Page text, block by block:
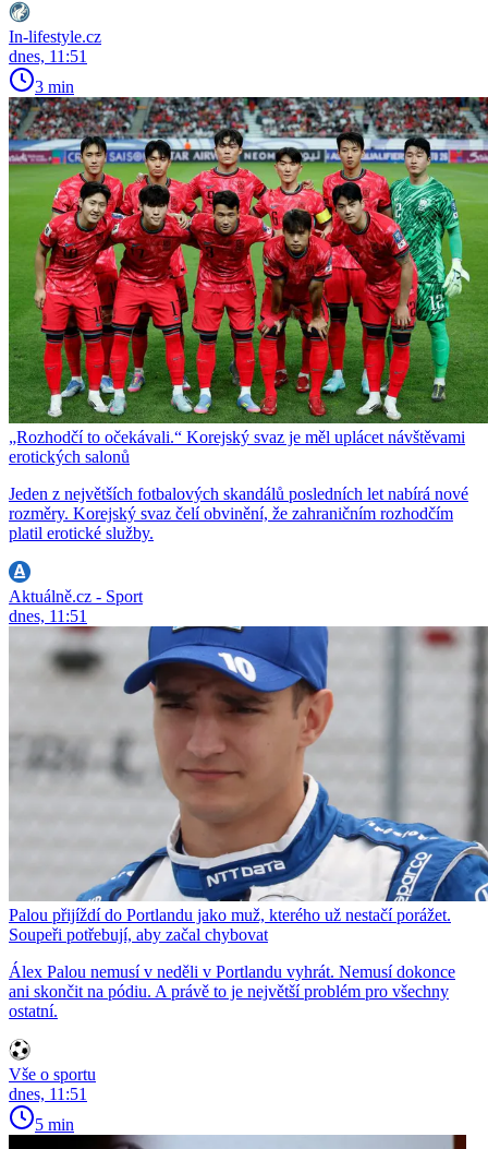
In-lifestyle.cz
dnes, 11:51
3 min
„Rozhodčí to očekávali.“ Korejský svaz je měl uplácet návštěvami
erotických salonů
Jeden z největších fotbalových skandálů posledních let nabírá nové
rozměry. Korejský svaz čelí obvinění, že zahraničním rozhodčím
platil erotické služby.
Aktuálně.cz - Sport
dnes, 11:51
Palou přijíždí do Portlandu jako muž, kterého už nestačí porážet.
Soupeři potřebují, aby začal chybovat
Álex Palou nemusí v neděli v Portlandu vyhrát. Nemusí dokonce
ani skončit na pódiu. A právě to je největší problém pro všechny
ostatní.
Vše o sportu
dnes, 11:51
5 min